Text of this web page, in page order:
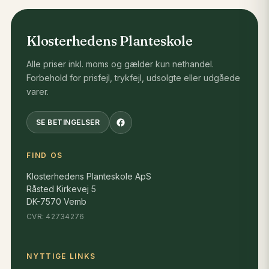
Naturplantninger
Landskabelige beplantninger
Pyntegrønt
Parker og større haver
Hurtig vækst og imponerende størrelse
Under gode forhold er Almindelig Ædelgran et
hurtigtvoksende træ.
Med tiden kan træet opnå højder på 30-50 meter
regelmæssig krone.
Klosterhedens Planteskole
Alle priser inkl. moms og gælder kun nethandel.
Forbehold for prisfejl, trykfejl, udsolgte eller udgåede
varer.
SE BETINGELSER
FIND OS
Klosterhedens Planteskole ApS
Råsted Kirkevej 5
DK-7570 Vemb
CVR: 42734276
NYTTIGE LINKS